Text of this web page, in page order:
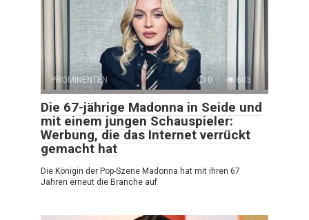
PROMINENTEN 0 603
Die 67-jährige Madonna in Seide und
mit einem jungen Schauspieler:
Werbung, die das Internet verrückt
gemacht hat
Die Königin der Pop-Szene Madonna hat mit ihren 67
Jahren erneut die Branche auf